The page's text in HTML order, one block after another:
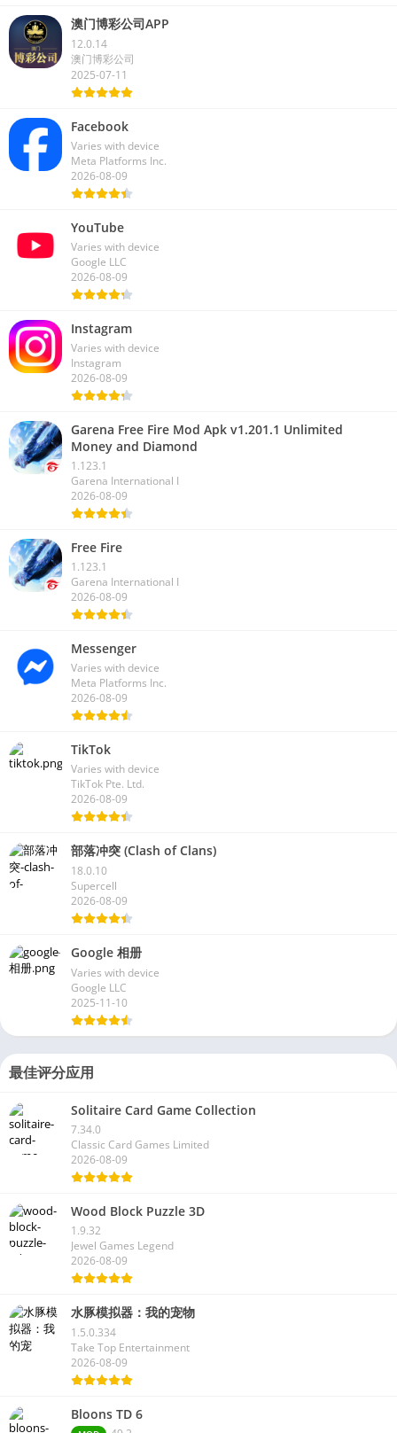
评分最高的应用程序
澳门博彩公司APP
12.0.14
澳门博彩公司
Facebook
Varies with device
Meta Platforms Inc.
YouTube
Varies with device
Google LLC
Instagram
Varies with device
Instagram
Garena Free Fire Mod Apk v1.201.1 Unlimited
Money and Diamond
1.123.1
Garena International I
Free Fire
1.123.1
Garena International I
Messenger
Varies with device
Meta Platforms Inc.
TikTok
Varies with device
TikTok Pte. Ltd.
部落冲突 (Clash of Clans)
18.0.10
Supercell
Google 相册
Varies with device
Google LLC
最佳评分应用
Solitaire Card Game Collection
7.34.0
Classic Card Games Limited
Wood Block Puzzle 3D
1.9.32
Jewel Games Legend
水豚模拟器：我的宠物
1.5.0.334
Take Top Entertainment